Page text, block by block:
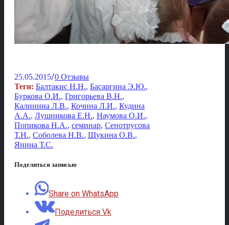
25.05.2015/0 Отзывы
Теги: Балтакис Н.Н., Басаргина Э.Ю.,
Буркова О.И., Григорьева В.Н.,
Калинина Л.В., Кочина Л.И., Кудина
А.А., Лушникова Е.Н., Наумова О.И.,
Попикова Н.А., семинар, Сенотрусова
Т.Н., Соболева Н.В., Щукина О.В.,
Янина Т.С.
Поделиться записью
Share on WhatsApp
Поделиться Vk